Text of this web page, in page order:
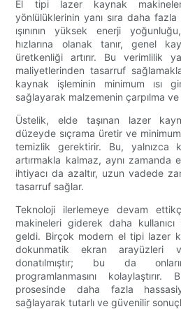
El tipi lazer kaynak
yönlülüklerinin yanı sıra daha
ışınının yüksek enerji
hızlarına olanak tanır, genel
üretkenliği artırır. Bu verimlilik
maliyetlerinden tasarruf
kaynak işleminin minimum ısı
sağlayarak malzemenin çarpılma
Üstelik, elde taşınan lazer
düzeyde sıçrama üretir ve
temizlik gerektirir. Bu, yalnızca
artırmakla kalmaz, aynı zamanda
ihtiyacı da azaltır, uzun vadede
tasarruf sağlar.
Teknoloji ilerlemeye devam
makineleri giderek daha
geldi. Birçok modern el tipi lazer
dokunmatik ekran arayüzleri
donatılmıştır; bu da
programlanmasını
prosesinde daha fazla
sağlayarak tutarlı ve güvenilir